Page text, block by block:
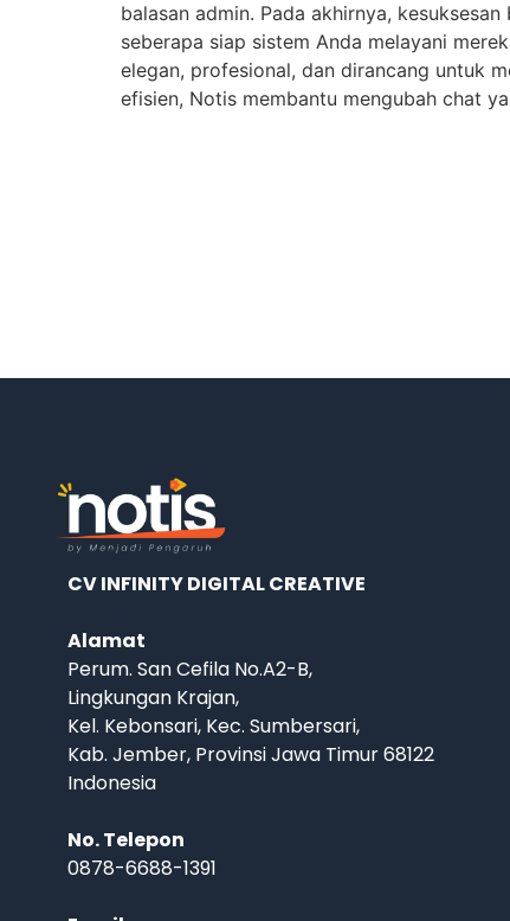
balasan admin. Pada akhirnya,
seberapa siap sistem Anda melayani
elegan, profesional, dan dirancang untuk
efisien, Notis membantu mengubah chat
CV INFINITY DIGITAL CREATIVE
Alamat
Perum. San Cefila No.A2-B,
Lingkungan Krajan,
Kel. Kebonsari, Kec. Sumbersari,
Kab. Jember, Provinsi Jawa Timur 68122
Indonesia
No. Telepon
0878-6688-1391